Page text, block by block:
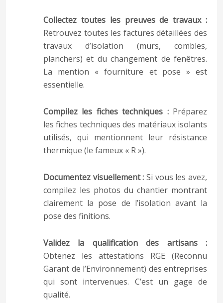
Collectez toutes les preuves de travaux :
Retrouvez toutes les factures détaillées des
travaux d’isolation (murs, combles,
planchers) et du changement de fenêtres.
La mention « fourniture et pose » est
essentielle.
Compilez les fiches techniques :Préparez
les fiches techniques des matériaux isolants
utilisés, qui mentionnent leur résistance
thermique (le fameux « R »).
Documentez visuellement : Si vous les avez,
compilez les photos du chantier montrant
clairement la pose de l’isolation avant la
pose des finitions.
Validez la qualification des artisans :
Obtenez les attestations RGE (Reconnu
Garant de l’Environnement) des entreprises
qui sont intervenues. C’est un gage de
qualité.